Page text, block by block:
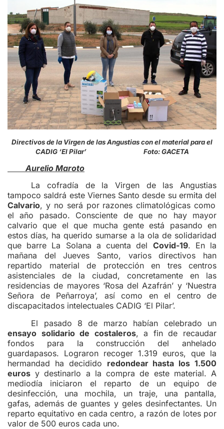
Directivos de la Virgen de las Angustias con el material para el
CADIG ‘El Pilar’ Foto: GACETA
Aurelio Maroto
La cofradía de la Virgen de las Angustias
tampoco saldrá este Viernes Santo desde su ermita del
Calvario, y no será por razones climatológicas como
el año pasado. Consciente de que no hay mayor
calvario que el que mucha gente está pasando en
estos días, ha querido sumarse a la ola de solidaridad
que barre La Solana a cuenta del Covid-19. En la
mañana del Jueves Santo, varios directivos han
repartido material de protección en tres centros
asistenciales de la ciudad, concretamente en las
residencias de mayores ‘Rosa del Azafrán’ y ‘Nuestra
Señora de Peñarroya’, así como en el centro de
discapacitados intelectuales CADIG ‘El Pilar’.
El pasado 8 de marzo habían celebrado un
ensayo solidario de costaleros, a fin de recaudar
fondos para la construcción del anhelado
guardapasos. Lograron recoger 1.319 euros, que la
hermandad ha decidido redondear hasta los 1.500
euros y destinarlo a la compra de este material. A
mediodía iniciaron el reparto de un equipo de
desinfección, una mochila, un traje, una pantalla,
gafas, además de guantes y geles desinfectantes. Un
reparto equitativo en cada centro, a razón de lotes por
valor de 500 euros cada uno.